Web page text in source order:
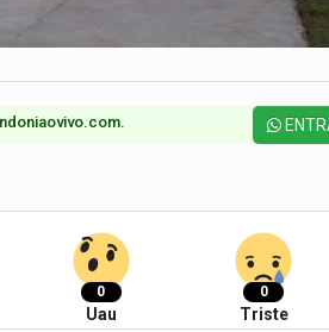
0
Uau
0
Triste